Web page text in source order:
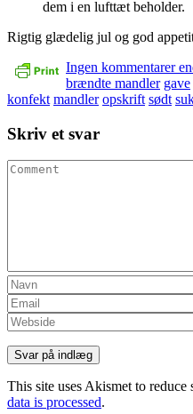
dem i en lufttæt beholder.
Rigtig glædelig jul og god
Ingen kommentarer
brændte mandler gave
konfekt mandler opskrift sødt
Skriv et svar
This site uses Akismet to reduce
data is processed.